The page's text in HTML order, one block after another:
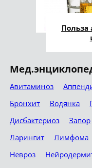
Польза
Авитаминоз
Бронхит
Водянка
Дисбактериоз
Запор
Ларингит
Лимфома
Невроз